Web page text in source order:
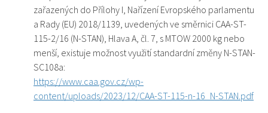
zařazených do Přílohy I, Nařízení Evropského parlamentu
a Rady (EU) 2018/1139, uvedených ve směrnici CAA-ST-
115-2/16 (N-STAN), Hlava A, čl. 7, s MTOW 2000 kg nebo
menší, existuje možnost využití standardní změny N-STAN-
SC108a:
https://www.caa.gov.cz/wp-
content/uploads/2023/12/CAA-ST-115-n-16_N-STAN.pdf